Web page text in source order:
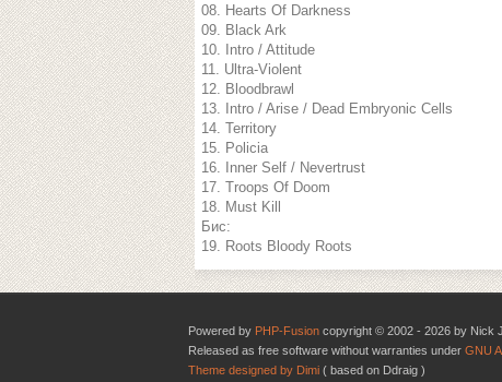
08. Hearts Of Darkness
09. Black Ark
10. Intro / Attitude
11. Ultra-Violent
12. Bloodbrawl
13. Intro / Arise / Dead Embryonic Cells
14. Territory
15. Policia
16. Inner Self / Nevertrust
17. Troops Of Doom
18. Must Kill
Бис:
19. Roots Bloody Roots
Powered by PHP-Fusion copyright © 2002 - 2026 by Nick
Released as free software without warranties under GNU
Theme designed by Dimi ( based on Ddraig )